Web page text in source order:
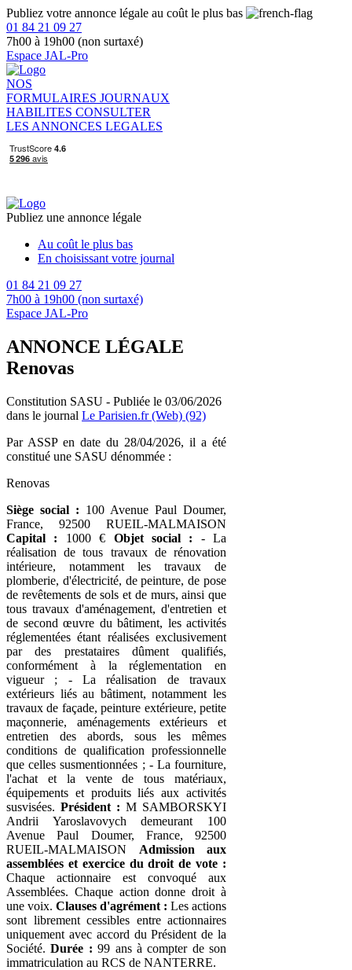
Publiez votre annonce légale au coût le plus bas
01 84 21 09 27
7h00 à 19h00 (non surtaxé)
Espace JAL-Pro
NOS
FORMULAIRES JOURNAUX
HABILITES CONSULTER
LES ANNONCES LEGALES
Publiez une annonce légale
Au coût le plus bas
En choisissant votre journal
01 84 21 09 27
7h00 à 19h00 (non surtaxé)
Espace JAL-Pro
ANNONCE LÉGALE
Renovas
Constitution SASU - Publiée le 03/06/2026
dans le journal Le Parisien.fr (Web) (92)
Par ASSP en date du 28/04/2026, il a été
constitué une SASU dénommée :
Renovas
Siège social : 100 Avenue Paul Doumer,
France, 92500 RUEIL-MALMAISON
Capital : 1000 € Objet social : - La
réalisation de tous travaux de rénovation
intérieure, notamment les travaux de
plomberie, d'électricité, de peinture, de pose
de revêtements de sols et de murs, ainsi que
tous travaux d'aménagement, d'entretien et
de second œuvre du bâtiment, les activités
réglementées étant réalisées exclusivement
par des prestataires dûment qualifiés,
conformément à la réglementation en
vigueur ; - La réalisation de travaux
extérieurs liés au bâtiment, notamment les
travaux de façade, peinture extérieure, petite
maçonnerie, aménagements extérieurs et
entretien des abords, sous les mêmes
conditions de qualification professionnelle
que celles susmentionnées ; - La fourniture,
l'achat et la vente de tous matériaux,
équipements et produits liés aux activités
susvisées. Président : M SAMBORSKYI
Andrii Yaroslavovych demeurant 100
Avenue Paul Doumer, France, 92500
RUEIL-MALMAISON Admission aux
assemblées et exercice du droit de vote :
Chaque actionnaire est convoqué aux
Assemblées. Chaque action donne droit à
une voix. Clauses d'agrément : Les actions
sont librement cessibles entre actionnaires
uniquement avec accord du Président de la
Société.Durée : 99 ans à compter de son
immatriculation au RCS de NANTERRE.